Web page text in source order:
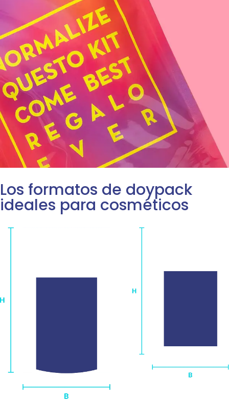
Los formatos de doypack
ideales para cosméticos